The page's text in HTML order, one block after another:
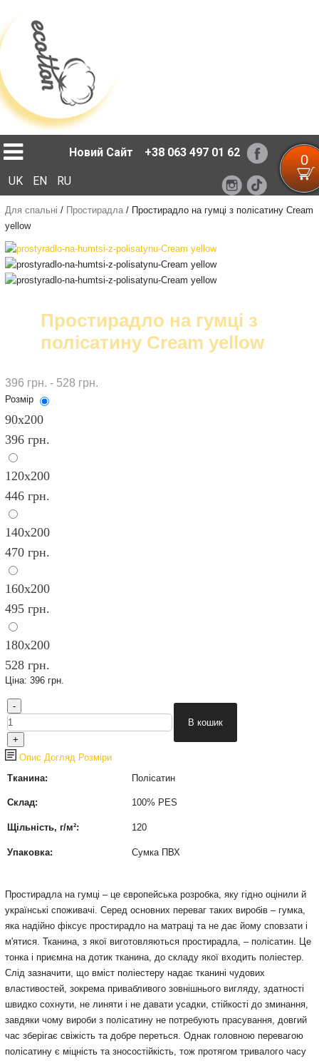
Новий Сайт +38 063 497 01 62 0
UK EN RU
Для спальні / Простирадла/ Простирадло на гумці з полісатину Cream
yellow
Простирадло на гумці з
полісатину Cream yellow
396 грн. - 528 грн.
Розмір
90х200
396 грн.
120x200
446 грн.
140х200
470 грн.
160х200
495 грн.
180х200
528 грн.
Ціна: 396 грн.
Опис Догляд Розміри
Тканина:
Полісатин
Склад: 100% PES
Щільність, г/м²: 120
Упаковка: Сумка ПВХ
Простирадла на гумці – це європейська розробка, яку гідно оцінили й
українські споживачі. Серед основних переваг таких виробів – гумка,
яка надійно фіксує простирадло на матраці та не дає йому сповзати і
м'ятися. Тканина, з якої виготовляються простирадла, – полісатин. Це
тонка і приємна на дотик тканина, до складу якої входить поліестер.
Слід зазначити, що вміст поліестеру надає тканині чудових
властивостей, зокрема привабливого зовнішнього вигляду, здатності
швидко сохнути, не линяти і не давати усадки, стійкості до зминання,
завдяки чому вироби з полісатину не потребують прасування, довгий
час зберігає свіжість та добре переться. Однак головною перевагою
полісатину є міцність та зносостійкість, тож протягом тривалого часу